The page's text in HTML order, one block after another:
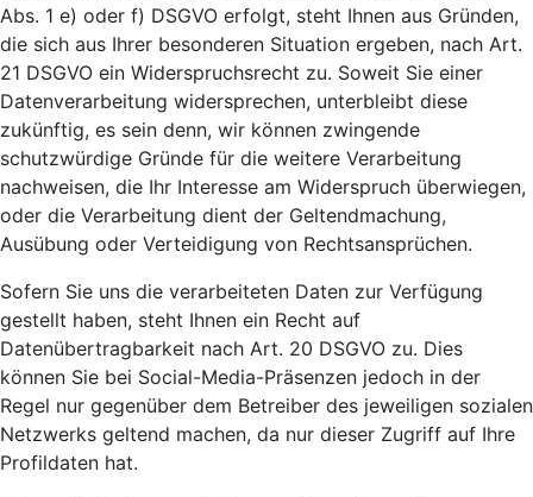
Abs. 1 e) oder f) DSGVO erfolgt, steht Ihnen aus Gründen,
die sich aus Ihrer besonderen Situation ergeben, nach Art.
21 DSGVO ein Widerspruchsrecht zu. Soweit Sie einer
Datenverarbeitung widersprechen, unterbleibt diese
zukünftig, es sein denn, wir können zwingende
schutzwürdige Gründe für die weitere Verarbeitung
nachweisen, die Ihr Interesse am Widerspruch überwiegen,
oder die Verarbeitung dient der Geltendmachung,
Ausübung oder Verteidigung von Rechtsansprüchen.
Sofern Sie uns die verarbeiteten Daten zur Verfügung
gestellt haben, steht Ihnen ein Recht auf
Datenübertragbarkeit nach Art. 20 DSGVO zu. Dies
können Sie bei Social-Media-Präsenzen jedoch in der
Regel nur gegenüber dem Betreiber des jeweiligen sozialen
Netzwerks geltend machen, da nur dieser Zugriff auf Ihre
Profildaten hat.